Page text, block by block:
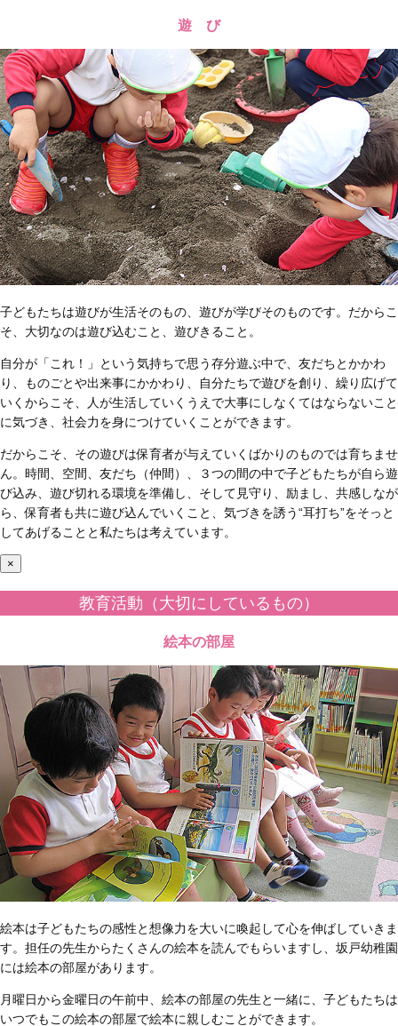
遊 び
子どもたちは遊びが生活そのもの、遊びが学びそのものです。だからこ
そ、大切なのは遊び込むこと、遊びきること。
自分が「これ！」という気持ちで思う存分遊ぶ中で、友だちとかかわ
り、ものごとや出来事にかかわり、自分たちで遊びを創り、繰り広げて
いくからこそ、人が生活していくうえで大事にしなくてはならないこと
に気づき、社会力を身につけていくことができます。
だからこそ、その遊びは保育者が与えていくばかりのものでは育ちませ
ん。時間、空間、友だち（仲間）、３つの間の中で子どもたちが自ら遊
び込み、遊び切れる環境を準備し、そして見守り、励まし、共感しなが
ら、保育者も共に遊び込んでいくこと、気づきを誘う“耳打ち”をそっと
してあげることと私たちは考えています。
×
教育活動（大切にしているもの）
絵本の部屋
絵本は子どもたちの感性と想像力を大いに喚起して心を伸ばしていきま
す。担任の先生からたくさんの絵本を読んでもらいますし、坂戸幼稚園
には絵本の部屋があります。
月曜日から金曜日の午前中、絵本の部屋の先生と一緒に、子どもたちは
いつでもこの絵本の部屋で絵本に親しむことができます。